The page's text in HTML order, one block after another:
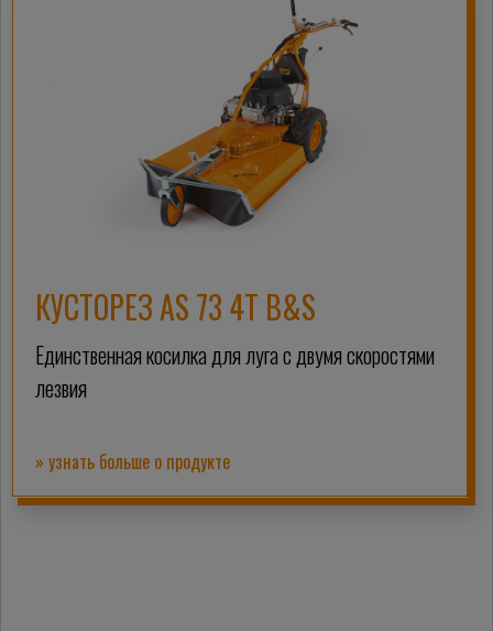
КУСТОРЕЗ AS 73 4T B&S
Единственная косилка для луга с двумя скоростями
лезвия
» узнать больше о продукте